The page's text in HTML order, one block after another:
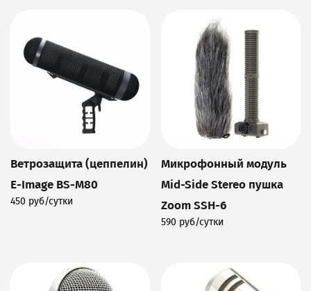
Ветрозащита (цеппелин)
E-Image BS-M80
450 руб/сутки
Микрофонный модуль
Mid-Side Stereo пушка
Zoom SSH-6
590 руб/сутки